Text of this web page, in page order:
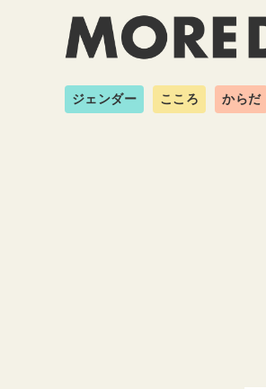
ジェンダー こころ からだ